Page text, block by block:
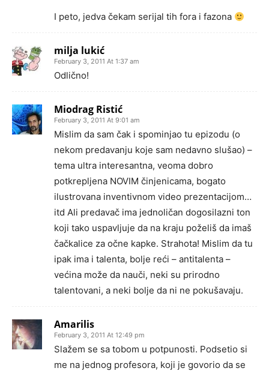
I peto, jedva čekam serijal tih fora i fazona
milja lukić
February 3, 2011 At 1:37 am
Odlično!
Miodrag Ristić
February 3, 2011 At 9:01 am
Mislim da sam čak i spominjao tu epizodu (o
nekom predavanju koje sam nedavno slušao) –
tema ultra interesantna, veoma dobro
potkrepljena NOVIM činjenicama, bogato
ilustrovana inventivnom video prezentacijom…
itd Ali predavač ima jednoličan dogosilazni ton
koji tako uspavljuje da na kraju poželiš da imaš
čačkalice za očne kapke. Strahota! Mislim da tu
ipak ima i talenta, bolje reći – antitalenta –
većina može da nauči, neki su prirodno
talentovani, a neki bolje da ni ne pokušavaju.
Amarilis
February 3, 2011 At 12:49 pm
Slažem se sa tobom u potpunosti. Podsetio si
me na jednog profesora, koji je govorio da se